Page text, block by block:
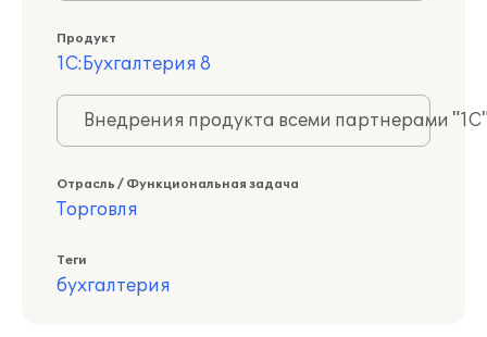
Продукт
1С:Бухгалтерия 8
Внедрения продукта всеми партнерами
Отрасль / Функциональная задача
Торговля
Теги
бухгалтерия